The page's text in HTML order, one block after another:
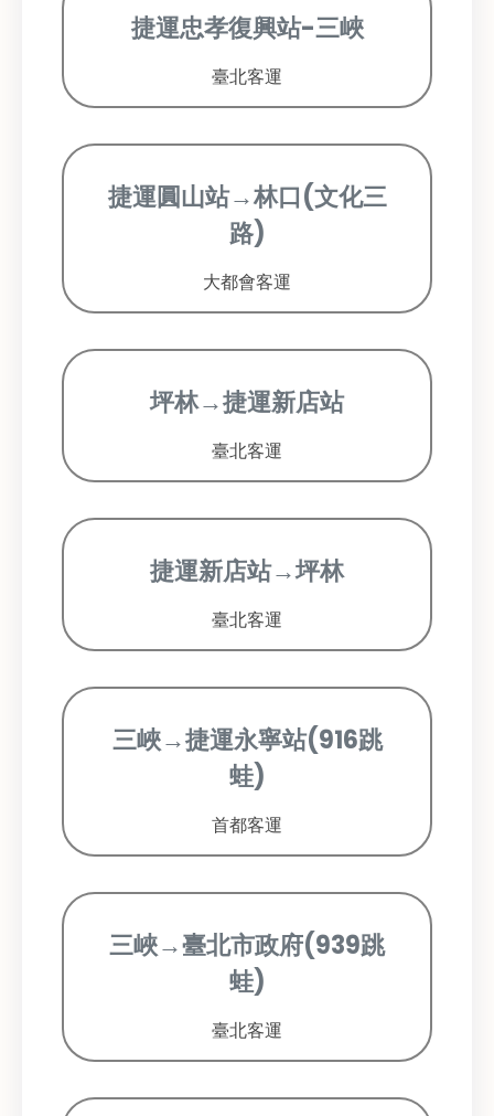
捷運忠孝復興站-三峽
臺北客運
捷運圓山站→林口(文化三
路)
大都會客運
坪林→捷運新店站
臺北客運
捷運新店站→坪林
臺北客運
三峽→捷運永寧站(916跳
蛙)
首都客運
三峽→臺北市政府(939跳
蛙)
臺北客運